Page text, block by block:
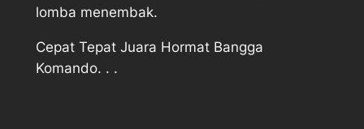
lomba menembak.
Cepat Tepat Juara Hormat Bangga
Komando. . .